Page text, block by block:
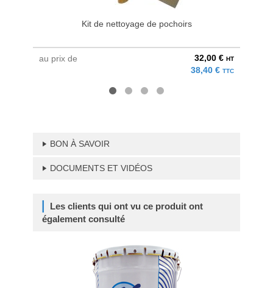
Kit de nettoyage de pochoirs
au prix de 32,00 € HT
38,40 € TTC
BON À SAVOIR
DOCUMENTS ET VIDÉOS
Les clients qui ont vu ce produit ont
également consulté